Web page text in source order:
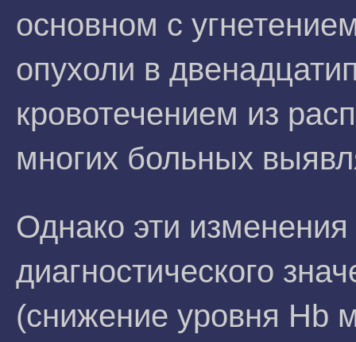
основном с
опухоли в
кровотечением из
многих больных
Однако эти
диагностического
(снижение уровня Нb